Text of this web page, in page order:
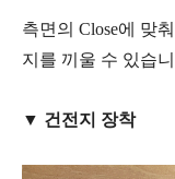
측면의 Close에 맞
지를 끼울 수 있습
▼ 건전지 장착